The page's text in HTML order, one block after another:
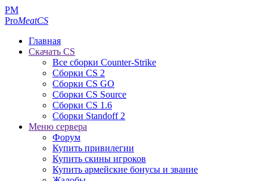
PM
ProMeatCS
Главная
Скачать CS
Все сборки Counter-Strike
Сборки CS 2
Сборки CS GO
Сборки CS Source
Сборки CS 1.6
Сборки Standoff 2
Меню сервера
Форум
Купить привилегии
Купить скины игроков
Купить армейские бонусы и звание